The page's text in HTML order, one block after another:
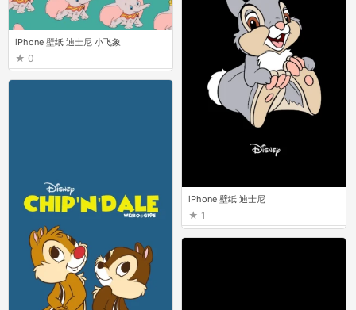
iPhone 壁纸 迪士尼 小飞象
0
iPhone 壁纸 迪士尼
1